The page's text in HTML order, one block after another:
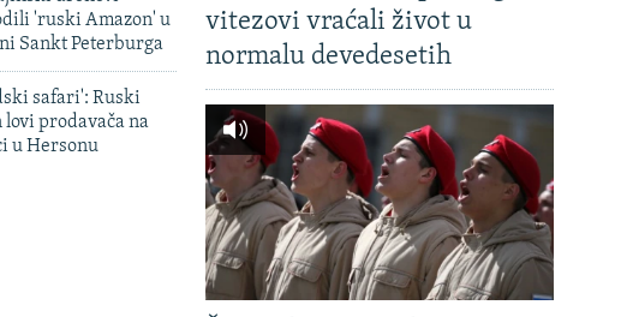
'ruski Amazon' u
Sankt Peterburga
safari': Ruski
lovi prodavača na
u Hersonu
vitezovi vraćali život u
normalu devedesetih